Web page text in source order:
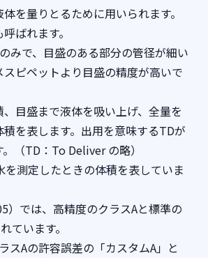
を量りとるために用いられます。
ばれます。
みで、目盛のある部分の管径が細い
スピペットより目盛の精度が高いで
、目盛まで液体を吸い上げ、全量を
を表します。出用を意味するTDが
（TD：To Deliver の略）
測定したときの体積を表していま
）では、高精度のクラスAと標準の
ています。
スAの許容誤差の「カスタムA」と